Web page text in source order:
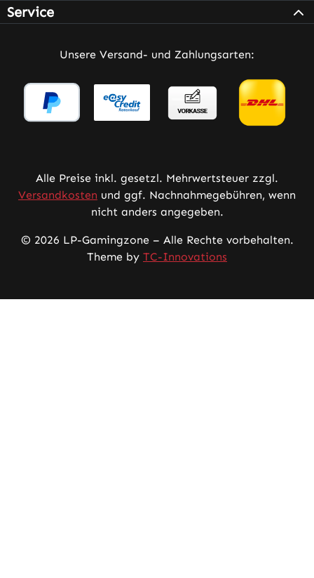
Service
Unsere Versand- und Zahlungsarten:
Alle Preise inkl. gesetzl. Mehrwertsteuer zzgl.
Versandkosten und ggf. Nachnahmegebühren, wenn
nicht anders angegeben.
© 2026 LP-Gamingzone – Alle Rechte vorbehalten.
Theme by TC-Innovations